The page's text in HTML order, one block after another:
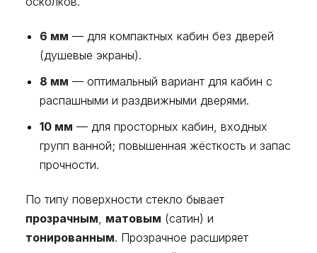
6 мм — для компактных кабин без дверей
(душевые экраны).
8 мм — оптимальный вариант для кабин с
распашными и раздвижными дверями.
10 мм — для просторных кабин, входных
групп ванной; повышенная жёсткость и запас
прочности.
По типу поверхности стекло бывает
прозрачным, матовым (сатин) и
тонированным. Прозрачное расширяет